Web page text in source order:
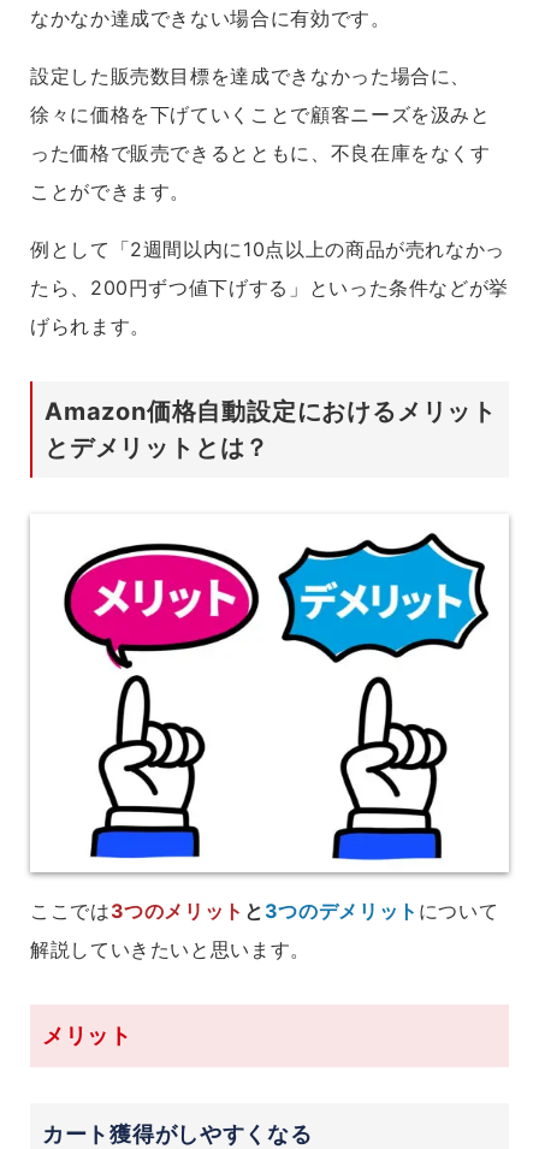
なかなか達成できない場合に有効です。
設定した販売数目標を達成できなかった場合に、
徐々に価格を下げていくことで顧客ニーズを汲みと
った価格で販売できるとともに、不良在庫をなくす
ことができます。
例として「2週間以内に10点以上の商品が売れなかっ
たら、200円ずつ値下げする」といった条件などが挙
げられます。
Amazon価格自動設定におけるメリット
とデメリットとは？
ここでは3つのメリット と 3つのデメリット について
解説していきたいと思います。
メリット
カート獲得がしやすくなる